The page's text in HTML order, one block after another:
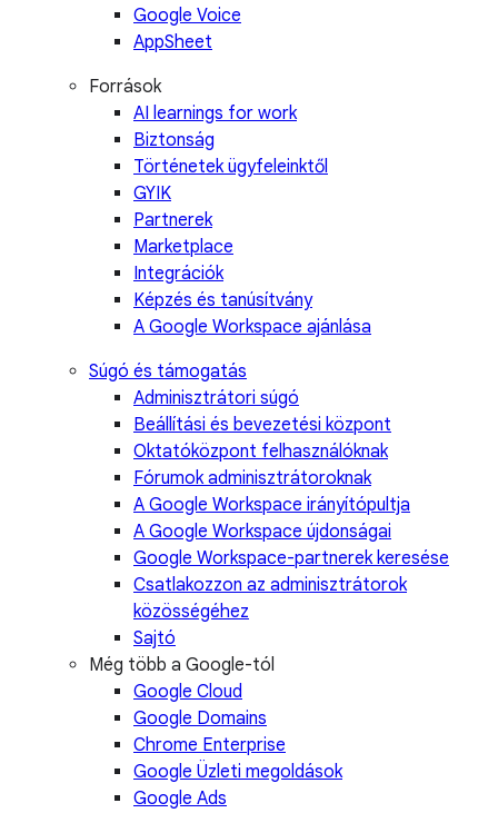
Google Voice
AppSheet
Források
AI learnings for work
Biztonság
Történetek ügyfeleinktől
GYIK
Partnerek
Marketplace
Integrációk
Képzés és tanúsítvány
A Google Workspace ajánlása
Súgó és támogatás
Adminisztrátori súgó
Beállítási és bevezetési központ
Oktatóközpont felhasználóknak
Fórumok adminisztrátoroknak
A Google Workspace irányítópultja
A Google Workspace újdonságai
Google Workspace-partnerek keresése
Csatlakozzon az adminisztrátorok
közösségéhez
Sajtó
Még több a Google-tól
Google Cloud
Google Domains
Chrome Enterprise
Google Üzleti megoldások
Google Ads